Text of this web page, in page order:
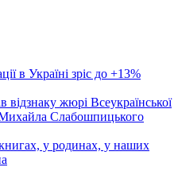
в Україні зріс до +13%
жюрі Всеукраїнської
Михайла Слабошпицького
у родинах, у наших